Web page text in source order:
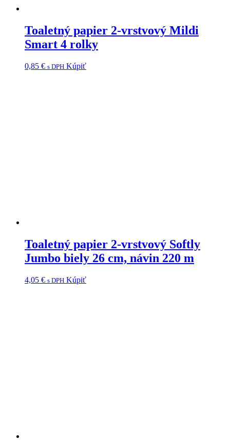
Toaletný papier 2-vrstvový Mildi
Smart 4 rolky
0,85 € s DPH Kúpiť
Toaletný papier 2-vrstvový Softly
Jumbo biely 26 cm, návin 220 m
4,05 € s DPH Kúpiť